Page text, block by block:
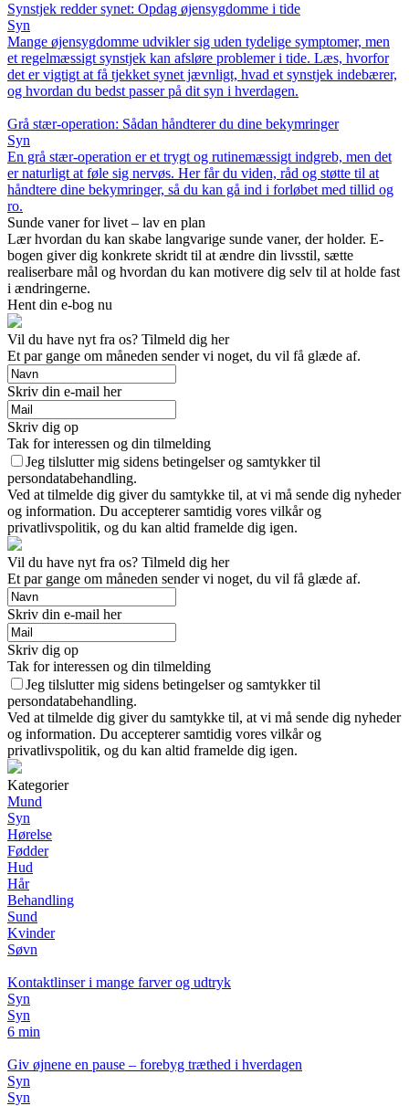
Synstjek redder synet: Opdag øjensygdomme i tide
Syn
Mange øjensygdomme udvikler sig uden tydelige symptomer, men
et regelmæssigt synstjek kan afsløre problemer i tide. Læs, hvorfor
det er vigtigt at få tjekket synet jævnligt, hvad et synstjek indebærer,
og hvordan du bedst passer på dit syn i hverdagen.
Grå stær-operation: Sådan håndterer du dine bekymringer
Syn
En grå stær-operation er et trygt og rutinemæssigt indgreb, men det
er naturligt at føle sig nervøs. Her får du viden, råd og støtte til at
håndtere dine bekymringer, så du kan gå ind i forløbet med tillid og
ro.
Sunde vaner for livet – lav en plan
Lær hvordan du kan skabe langvarige sunde vaner, der holder. E-
bogen giver dig konkrete skridt til at ændre din livsstil, sætte
realiserbare mål og hvordan du kan motivere dig selv til at holde fast
i ændringerne.
Hent din e-bog nu
Vil du have nyt fra os? Tilmeld dig her
Et par gange om måneden sender vi noget, du vil få glæde af.
Skriv din e-mail her
Skriv dig op
Tak for interessen og din tilmelding
Jeg tilslutter mig sidens betingelser og samtykker til
persondatabehandling.
Ved at tilmelde dig giver du samtykke til, at vi må sende dig nyheder
og information. Du accepterer samtidig vores vilkår og
privatlivspolitik, og du kan altid framelde dig igen.
Vil du have nyt fra os? Tilmeld dig her
Et par gange om måneden sender vi noget, du vil få glæde af.
Skriv din e-mail her
Skriv dig op
Tak for interessen og din tilmelding
Jeg tilslutter mig sidens betingelser og samtykker til
persondatabehandling.
Ved at tilmelde dig giver du samtykke til, at vi må sende dig nyheder
og information. Du accepterer samtidig vores vilkår og
privatlivspolitik, og du kan altid framelde dig igen.
Kategorier
Mund
Syn
Hørelse
Fødder
Hud
Hår
Behandling
Sund
Kvinder
Søvn
Kontaktlinser i mange farver og udtryk
Syn
Syn
6 min
Giv øjnene en pause – forebyg træthed i hverdagen
Syn
Syn